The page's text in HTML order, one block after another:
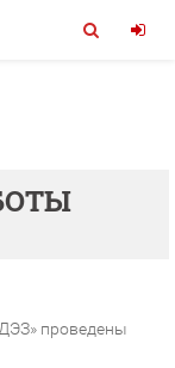
проведены